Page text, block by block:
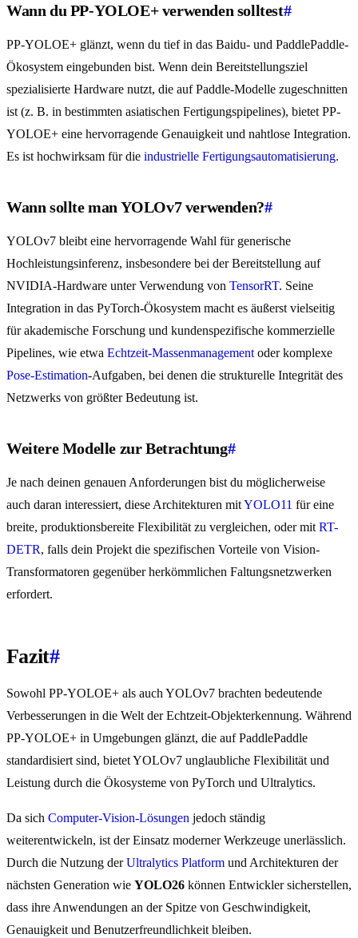
Wann du PP-YOLOE+ verwenden solltest#
PP-YOLOE+ glänzt, wenn du tief in das Baidu- und PaddlePaddle-
Ökosystem eingebunden bist. Wenn dein Bereitstellungsziel
spezialisierte Hardware nutzt, die auf Paddle-Modelle zugeschnitten
ist (z. B. in bestimmten asiatischen Fertigungspipelines), bietet PP-
YOLOE+ eine hervorragende Genauigkeit und nahtlose Integration.
Es ist hochwirksam für die industrielle Fertigungsautomatisierung.
Wann sollte man YOLOv7 verwenden?#
YOLOv7 bleibt eine hervorragende Wahl für generische
Hochleistungsinferenz, insbesondere bei der Bereitstellung auf
NVIDIA-Hardware unter Verwendung von TensorRT. Seine
Integration in das PyTorch-Ökosystem macht es äußerst vielseitig
für akademische Forschung und kundenspezifische kommerzielle
Pipelines, wie etwa Echtzeit-Massenmanagement oder komplexe
Pose-Estimation-Aufgaben, bei denen die strukturelle Integrität des
Netzwerks von größter Bedeutung ist.
Weitere Modelle zur Betrachtung#
Je nach deinen genauen Anforderungen bist du möglicherweise
auch daran interessiert, diese Architekturen mitYOLO11 für eine
breite, produktionsbereite Flexibilität zu vergleichen, oder mit RT-
DETR, falls dein Projekt die spezifischen Vorteile von Vision-
Transformatoren gegenüber herkömmlichen Faltungsnetzwerken
erfordert.
Fazit#
Sowohl PP-YOLOE+ als auch YOLOv7 brachten bedeutende
Verbesserungen in die Welt der Echtzeit-Objekterkennung. Während
PP-YOLOE+ in Umgebungen glänzt, die auf PaddlePaddle
standardisiert sind, bietet YOLOv7 unglaubliche Flexibilität und
Leistung durch die Ökosysteme von PyTorch und Ultralytics.
Da sich Computer-Vision-Lösungen jedoch ständig
weiterentwickeln, ist der Einsatz moderner Werkzeuge unerlässlich.
Durch die Nutzung derUltralytics Platform und Architekturen der
nächsten Generation wie YOLO26 können Entwickler sicherstellen,
dass ihre Anwendungen an der Spitze von Geschwindigkeit,
Genauigkeit und Benutzerfreundlichkeit bleiben.